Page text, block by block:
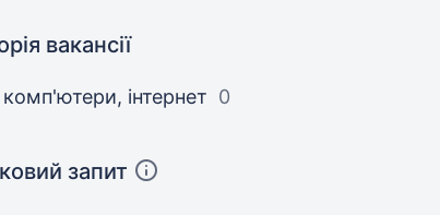
вакансії
комп'ютери, інтернет 0
запит